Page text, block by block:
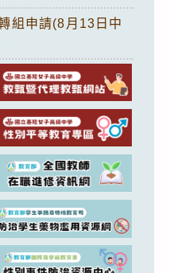
組申請(8月13日中